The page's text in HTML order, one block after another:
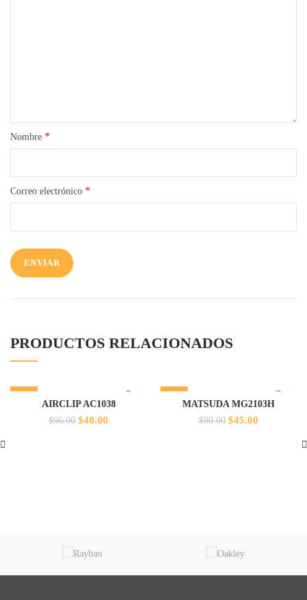
Nombre *
Correo electrónico *
PRODUCTOS RELACIONADOS
-50%
AIRCLIP AC1038
$96.00 El
$48.00
-50%
MATSUDA MG2103H
$90.00 El
$45.00